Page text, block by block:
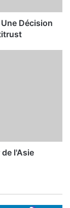
Décision
de l'Asie